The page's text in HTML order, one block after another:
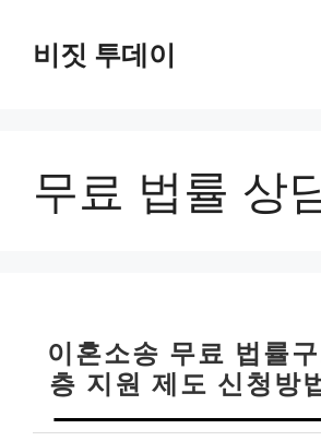
비짓 투데이
무료 법률 상
이혼소송 무료 법률
층 지원 제도 신청방